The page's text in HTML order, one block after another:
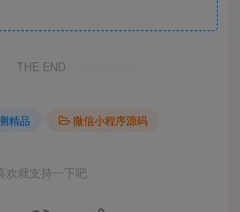
THE END
精品 微信小程序源码
欢就支持一下吧